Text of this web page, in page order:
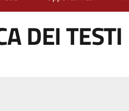
DEI TESTI